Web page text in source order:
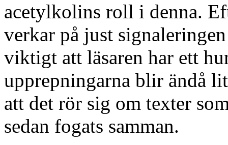
acetylkolins roll i denna.
verkar på just
viktigt att läsaren har ett
upprepningarna blir ändå
att det rör sig om texter
sedan fogats samman.